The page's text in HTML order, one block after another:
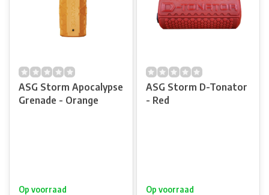
ASG Storm Apocalypse
Grenade - Orange
Op voorraad
ASG Storm D-Tonator
- Red
Op voorraad